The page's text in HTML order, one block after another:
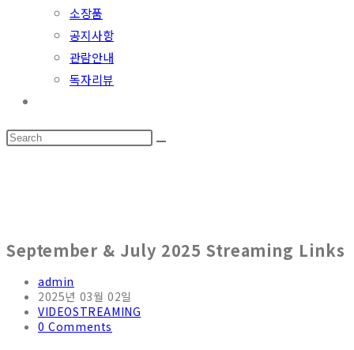
소장품
공지사항
관람안내
독자리뷰
search
September & July 2025 Streaming Links
Post
author:
admin
Post
published:
2025년 03월 02일
Post
category:
VIDEOSTREAMING
Post
0 Comments